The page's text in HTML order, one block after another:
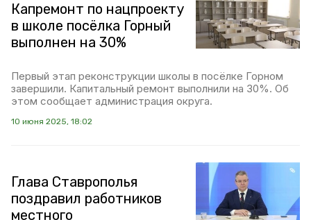
Капремонт по нацпроекту
в школе посёлка Горный
выполнен на 30%
Первый этап реконструкции школы в посёлке Горном
завершили. Капитальный ремонт выполнили на 30%. Об
этом сообщает администрация округа.
10 июня 2025, 18:02
Глава Ставрополья
поздравил работников
местного